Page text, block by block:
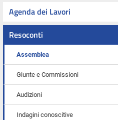
Agenda dei Lavori
Resoconti
Assemblea
Giunte e Commissioni
Audizioni
Indagini conoscitive